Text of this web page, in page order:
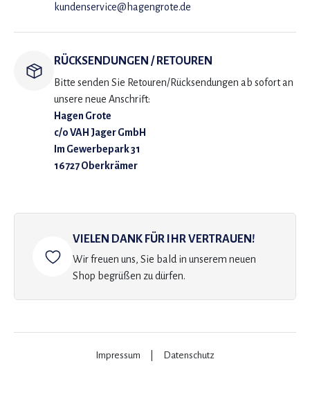
kundenservice@hagengrote.de
RÜCKSENDUNGEN / RETOUREN
Bitte senden Sie Retouren/Rücksendungen ab sofort an
unsere neue Anschrift:
Hagen Grote
c/o VAH Jager GmbH
Im Gewerbepark 31
16727 Oberkrämer
VIELEN DANK FÜR IHR VERTRAUEN!
Wir freuen uns, Sie bald in unserem neuen
Shop begrüßen zu dürfen.
Impressum Datenschutz